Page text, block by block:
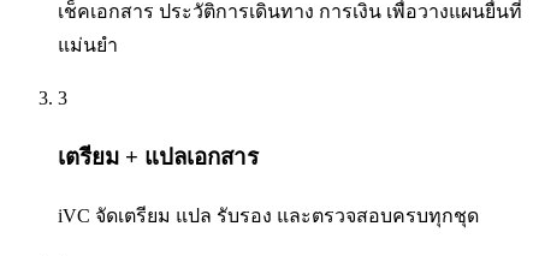
เช็คเอกสาร ประวัติการเดินทาง การเงิน เพื่อวางแผนยื่นที่
แม่นยำ
3
เตรียม + แปลเอกสาร
iVC จัดเตรียม แปล รับรอง และตรวจสอบครบทุกชุด